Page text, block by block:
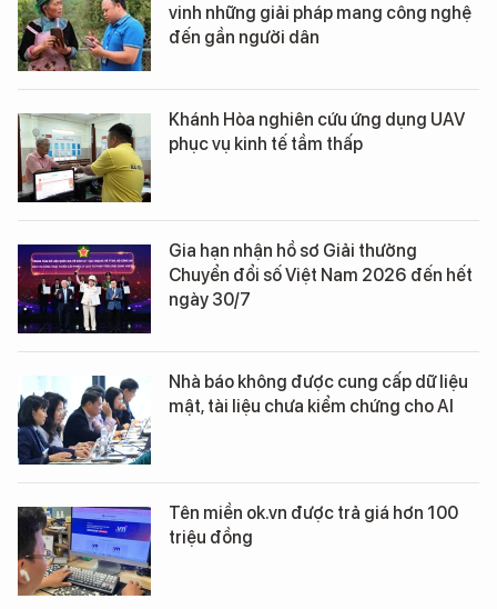
vinh những giải pháp mang công nghệ
đến gần người dân
Khánh Hòa nghiên cứu ứng dụng UAV
phục vụ kinh tế tầm thấp
Gia hạn nhận hồ sơ Giải thưởng
Chuyển đổi số Việt Nam 2026 đến hết
ngày 30/7
Nhà báo không được cung cấp dữ liệu
mật, tài liệu chưa kiểm chứng cho AI
Tên miền ok.vn được trả giá hơn 100
triệu đồng